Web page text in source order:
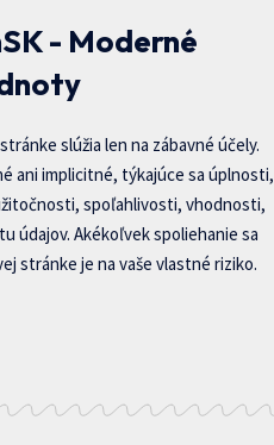
- Moderné
slúžia len na zábavné účely.
ani implicitné, týkajúce sa úplnosti,
spoľahlivosti, vhodnosti,
údajov. Akékoľvek spoliehanie sa
stránke je na vaše vlastné riziko.